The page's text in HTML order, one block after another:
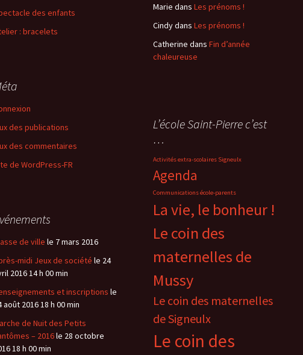
des enfants
: bracelets
Marie dans Les prénoms !
Cindydans Les prénoms !
Catherine dans Fin d’année
chaleureuse
des publications
des commentaires
de WordPress-FR
L’école Saint-Pierre c’est
…
Activités extra-scolaires Signeulx
Agenda
Communications école-parents
La vie, le bonheur !
Le coin des
maternelles de
Mussy
Le coin des maternelles
de Signeulx
Le coin des
de ville le 7 mars 2016
midi Jeux de société le 24
2016 14 h 00 min
et inscriptions le
août 2016 18 h 00 min
de Nuit des Petits
– 2016le 28 octobre
18 h 00 min